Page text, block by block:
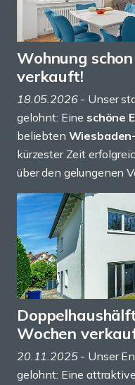
Wohnung
verkauft!
18.05.2026- Unser
gelohnt: Eine schöne
beliebten
kürzester Zeit
über den gelungenen
Wochen
20.11.2025- Unser
gelohnt: Eine